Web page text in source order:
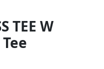
TEE W